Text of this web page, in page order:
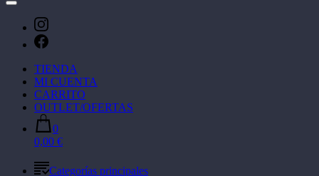
TIENDA
MI CUENTA
CARRITO
OUTLET/OFERTAS
0
0,00 €
Categorías principales